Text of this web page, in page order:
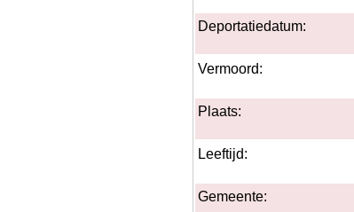
Deportatiedatum:
Vermoord:
Plaats:
Leeftijd:
Gemeente: